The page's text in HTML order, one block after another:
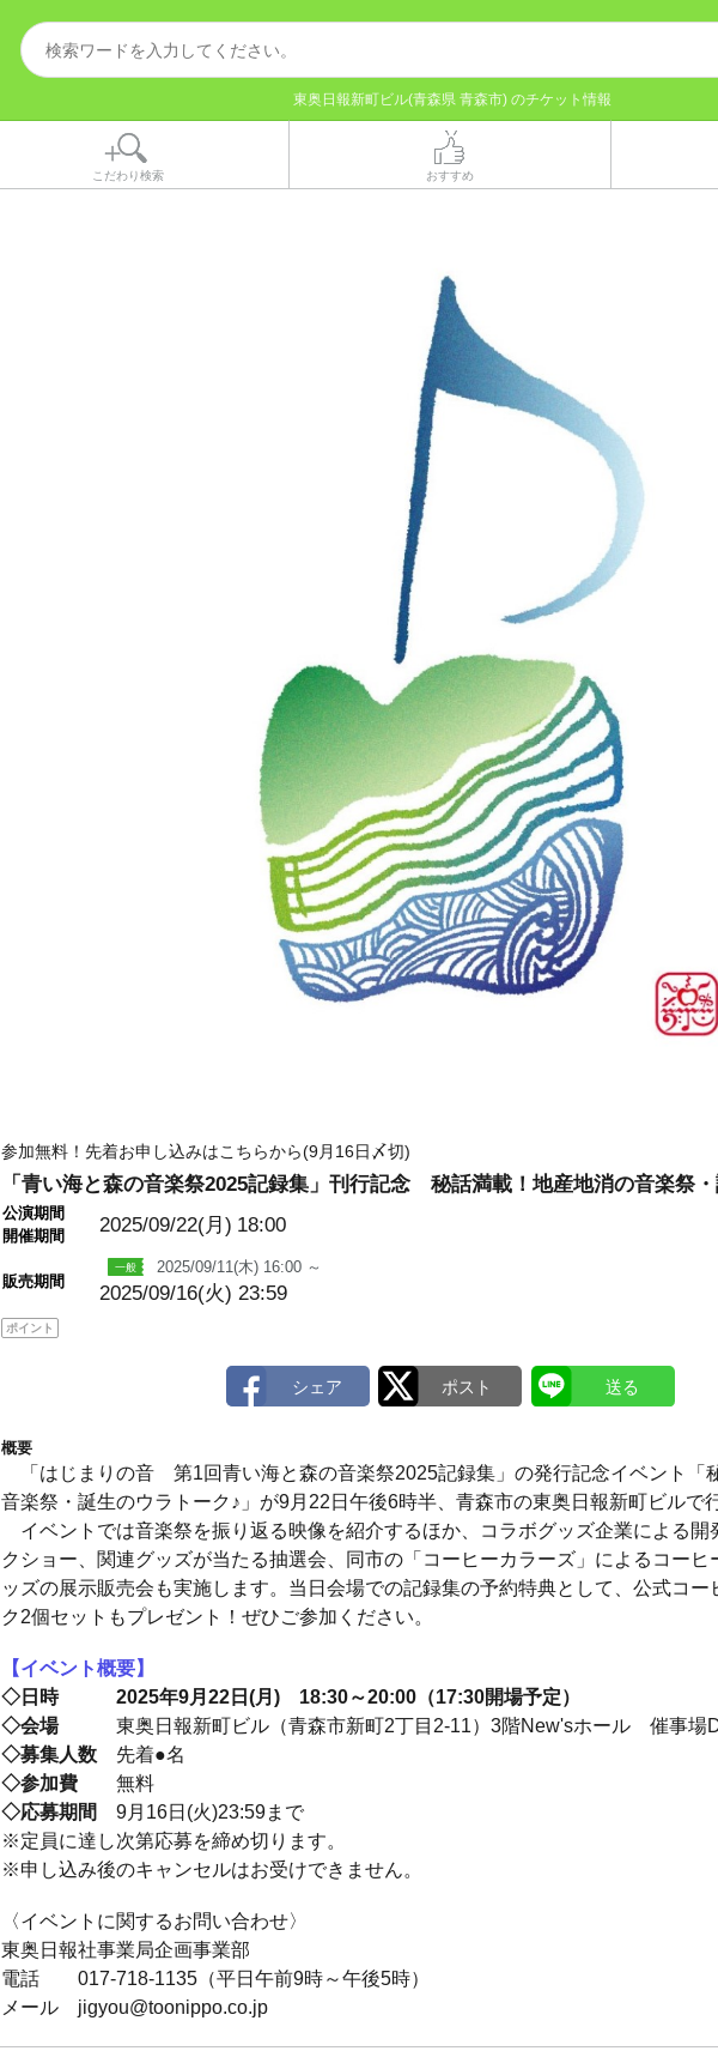
東奥日報新町ビル(青森県 青森市) のチケット情報
こだわり検索 おすすめ
参加無料！先着お申し込みはこちらから(9月16日〆切)
「青い海と森の音楽祭2025記録集」刊行記念 秘話満載！地産地消の音楽祭
公演期間
開催期間
2025/09/22(月) 18:00
販売期間
2025/09/11(木) 16:00 ～
2025/09/16(火) 23:59
ポイント
概要
「はじまりの音 第1回青い海と森の音楽祭2025記録集」の発行記念イベント「
音楽祭・誕生のウラトーク♪」が9月22日午後6時半、青森市の東奥日報新町ビルで
イベントでは音楽祭を振り返る映像を紹介するほか、コラボグッズ企業による開
クショー、関連グッズが当たる抽選会、同市の「コーヒーカラーズ」によるコーヒ
ッズの展示販売会も実施します。当日会場での記録集の予約特典として、公式コー
ク2個セットもプレゼント！ぜひご参加ください。
【イベント概要】
◇日時 2025年9月22日(月) 18:30～20:00（17:30開場予定）
◇会場東奥日報新町ビル（青森市新町2丁目2-11）3階New'sホール 催事場
◇募集人数 先着●名
◇参加費 無料
◇応募期間
9月16日(火)23:59まで
※定員に達し次第応募を締め切ります。
※申し込み後のキャンセルはお受けできません。
〈イベントに関するお問い合わせ〉
東奥日報社事業局企画事業部
電話 017-718-1135（平日午前9時～午後5時）
メール jigyou@toonippo.co.jp